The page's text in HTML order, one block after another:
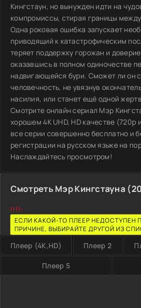
Кингстаун, но вынужден идти на
компромиссы, стирая границы
Одна роковая ошибка запускает
приводящий к катастрофическим
теряет поддержку горожан и
оказавшись в полном одиночестве
надвигающейся бури. Сможет ли он
человечность, не увязнув
насилия, или станет ещё одной
Смотрите онлайн сериал Мэр
хорошем 4K UHD, HD качестве (720p
все серии совершенно бесплатно и
регистрации на русском языке на
Наслаждайтесь просмотром!
Смотреть Мэр Кингстауна
!!!!:
ЕСЛИ КАКОЙ-ТО ПЛЕЕР НЕДОСТУПЕН
ПРИЧИНЕ, ВЫБИРАЙТЕ ДРУГОЙ ИЗ
Плеер (4K,HD) Плеер 2
Плеер 5